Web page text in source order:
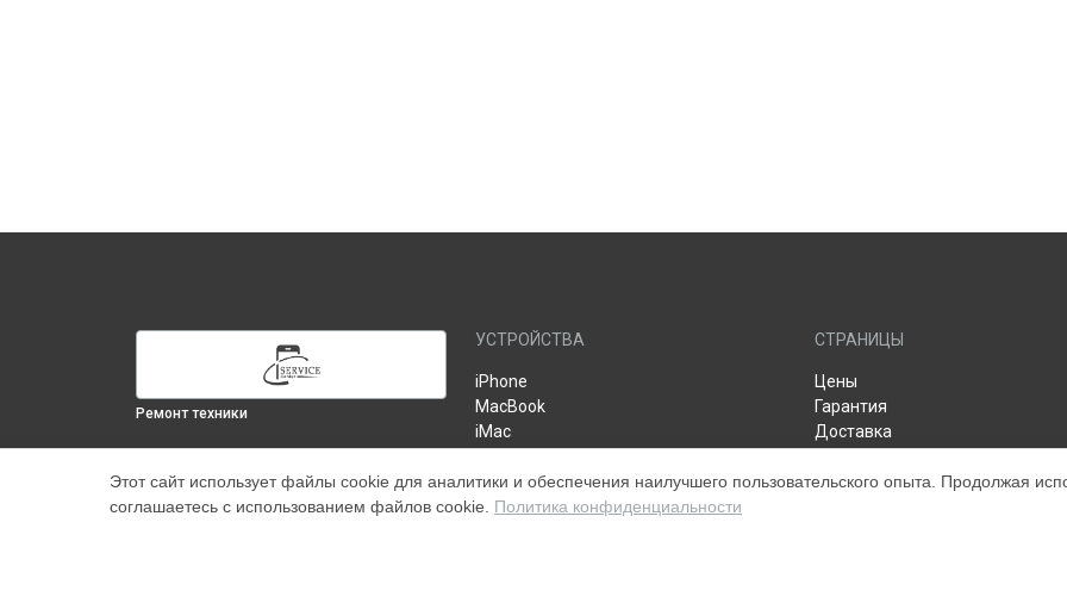
Ремонт техники
Замена жесткого диска HDD/SSD iMac
Pro 2017 в Москве
УСТРОЙСТВА
iPhone
MacBook
iMac
Монитор Apple (Display)
Tюнер Apple TV
СТРАНИЦЫ
Цены
Гарантия
Доставка
Мастера
Этот сайт использует файлы cookie для аналитики и обеспечения наилучшего пользовательского опыта. Продолжая
соглашаетесь с использованием файлов cookie. Политика конфиденциальности